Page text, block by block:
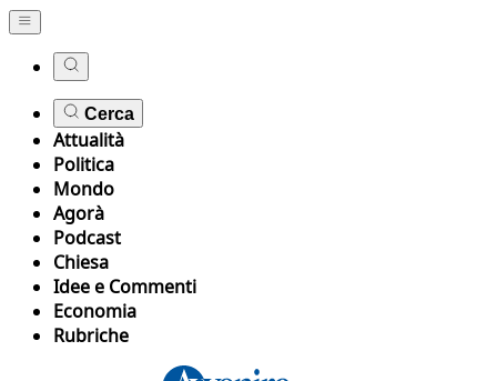
Cerca
Attualità
Politica
Mondo
Agorà
Podcast
Chiesa
Idee e Commenti
Economia
Rubriche